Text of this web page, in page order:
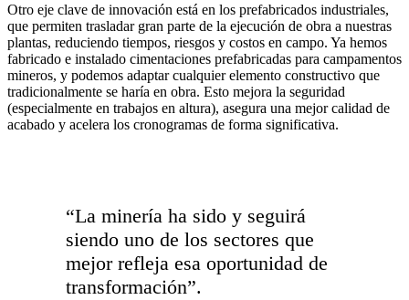
Otro eje clave de innovación está en los prefabricados industriales,
que permiten trasladar gran parte de la ejecución de obra a nuestras
plantas, reduciendo tiempos, riesgos y costos en campo. Ya hemos
fabricado e instalado cimentaciones prefabricadas para campamentos
mineros, y podemos adaptar cualquier elemento constructivo que
tradicionalmente se haría en obra. Esto mejora la seguridad
(especialmente en trabajos en altura), asegura una mejor calidad de
acabado y acelera los cronogramas de forma significativa.
“La minería ha sido y seguirá
siendo uno de los sectores que
mejor refleja esa oportunidad de
transformación”.